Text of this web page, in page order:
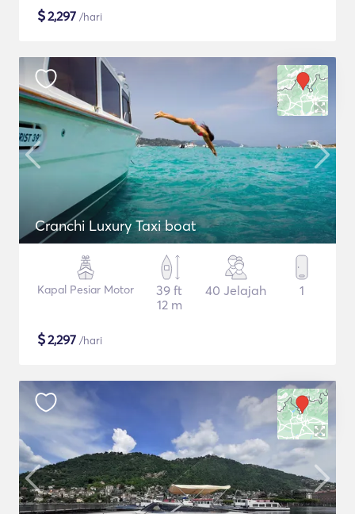
$2,297 /hari
Cranchi Luxury Taxi boat
Kapal Pesiar Motor
39 ft
12 m
40 Jelajah 1
$2,297 /hari